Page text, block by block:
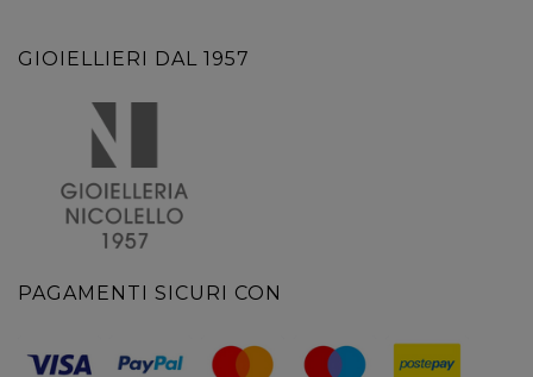
GIOIELLIERI DAL 1957
PAGAMENTI SICURI CON